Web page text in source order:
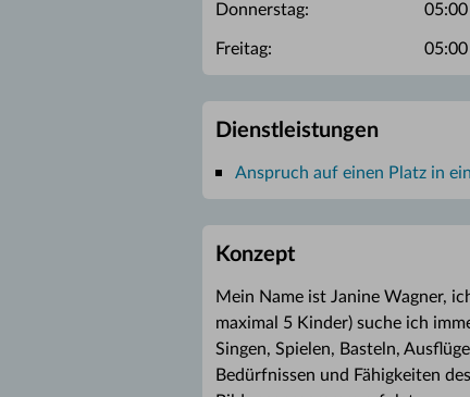
Donnerstag:
Freitag:
Dienstleistungen
Anspruch auf einen Platz in
Konzept
Mein Name ist Janine Wagner,
maximal 5 Kinder) suche ich
Singen, Spielen, Basteln,
Bedürfnissen und Fähigkeiten